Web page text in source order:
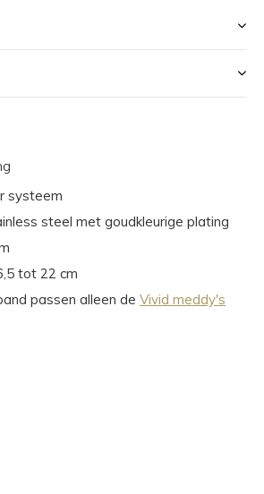
systeem
steel met goudkleurige plating
tot 22 cm
passen alleen de Vivid meddy's